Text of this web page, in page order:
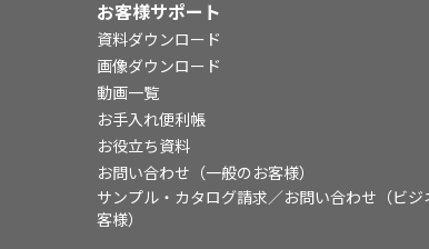
お客様サポート
資料ダウンロード
画像ダウンロード
動画一覧
お手入れ便利帳
お役立ち資料
お問い合わせ（一般のお客様）
サンプル・カタログ請求／お問い合わせ（ビジ
客様）